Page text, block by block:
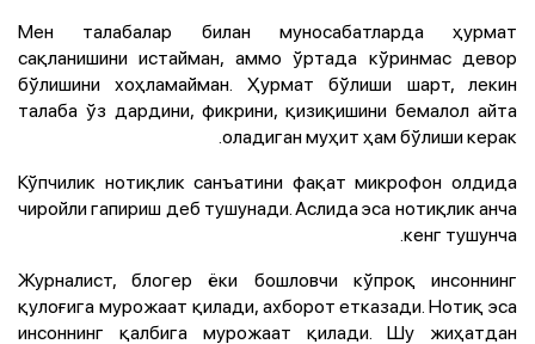
Мен талабалар билан муносабатларда ҳурмат
сақланишини истайман, аммо ўртада кўринмас девор
бўлишини хоҳламайман. Ҳурмат бўлиши шарт, лекин
талаба ўз дардини, фикрини, қизиқишини бемалол айта
оладиган муҳит ҳам бўлиши керак.
Кўпчилик нотиқлик санъатини фақат микрофон олдида
чиройли гапириш деб тушунади. Аслида эса нотиқлик анча
кенг тушунча.
Журналист, блогер ёки бошловчи кўпроқ инсоннинг
қулоғига мурожаат қилади, ахборот етказади. Нотиқ эса
инсоннинг қалбига мурожаат қилади. Шу жиҳатдан